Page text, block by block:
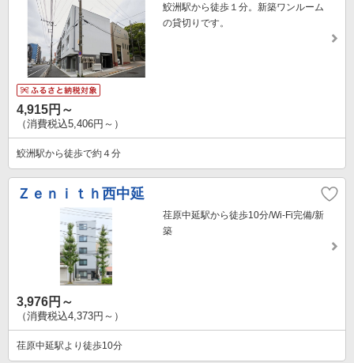
鮫洲駅から徒歩１分。新築ワンルーム
の貸切りです。
4,915円～
（消費税込5,406円～）
鮫洲駅から徒歩で約４分
Ｚｅｎｉｔｈ西中延
荏原中延駅から徒歩10分/Wi-Fi完備/新
築
3,976円～
（消費税込4,373円～）
荏原中延駅より徒歩10分